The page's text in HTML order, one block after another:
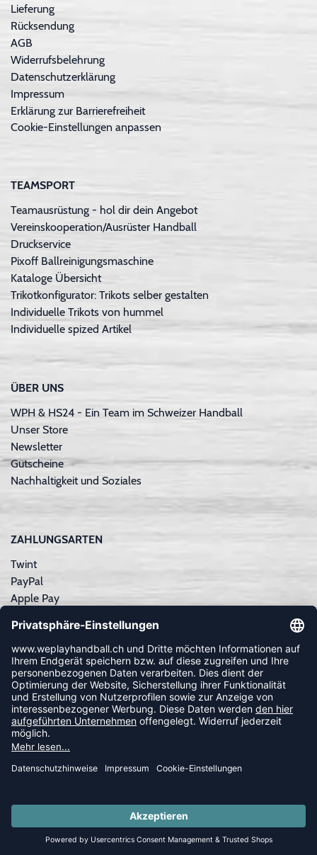
SUMMER SALE: SPARE BIS ZU 65%
Lieferung
Rücksendung
AGB
Widerrufsbelehrung
Datenschutzerklärung
Impressum
Erklärung zur Barrierefreiheit
Cookie-Einstellungen anpassen
TEAMSPORT
Teamausrüstung - hol dir dein Angebot
Vereinskooperation/Ausrüster Handball
Druckservice
Pixoff Ballreinigungsmaschine
Kataloge Übersicht
Trikotkonfigurator: Trikots selber gestalten
Individuelle Trikots von hummel
Individuelle spized Artikel
ÜBER UNS
WPH & HS24 - Ein Team im Schweizer Handball
Unser Store
Newsletter
Gutscheine
Nachhaltigkeit und Soziales
ZAHLUNGSARTEN
Twint
PayPal
Apple Pay
Kreditkarte
Rechnungskauf
NEWSLETTER
FOLLOW US